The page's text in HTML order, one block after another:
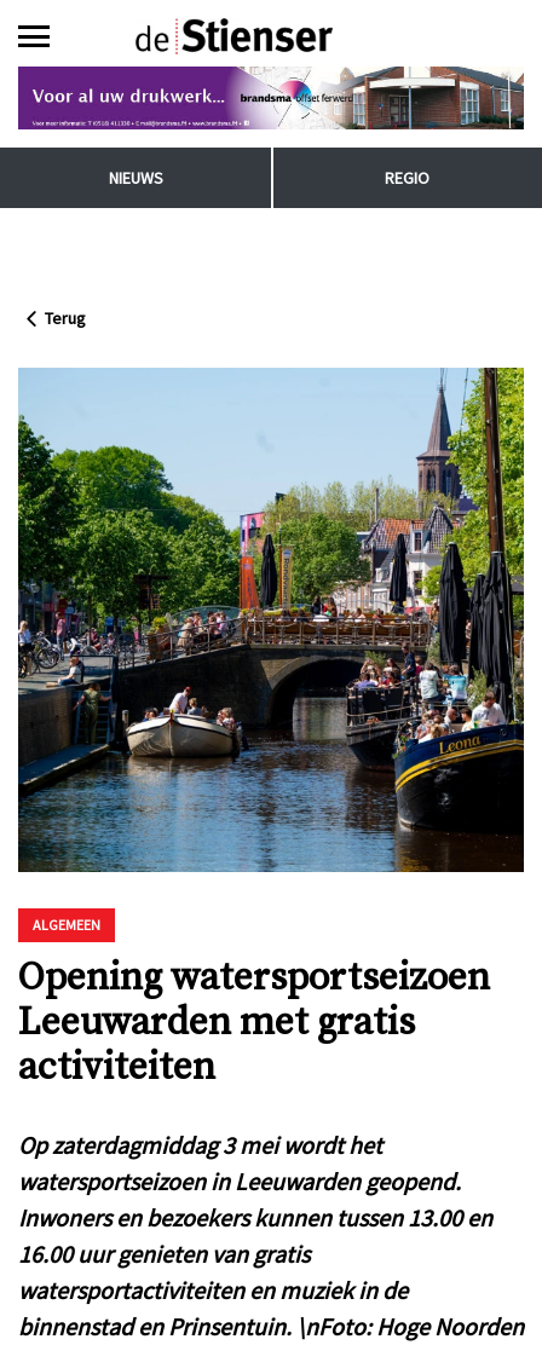
NIEUWS REGIO
Terug
ALGEMEEN
Opening watersportseizoen
Leeuwarden met gratis
activiteiten
Op zaterdagmiddag 3 mei wordt het
watersportseizoen in Leeuwarden geopend.
Inwoners en bezoekers kunnen tussen 13.00 en
16.00 uur genieten van gratis
watersportactiviteiten en muziek in de
binnenstad en Prinsentuin. \nFoto: Hoge Noorden